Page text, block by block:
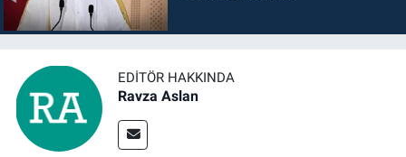
EDITÖR HAKKINDA
Ravza Aslan